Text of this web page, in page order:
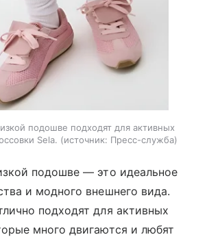
подошве подходят для активных
Sela.
источник: Пресс-служба
подошве — это идеальное
и модного внешнего вида.
подходят для активных
много двигаются и любят